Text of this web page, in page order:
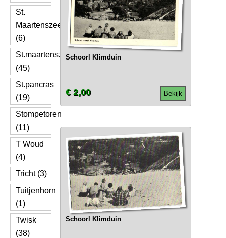
St.
Maartenszee
(6)
St.maartenszee
(45)
St.pancras
(19)
Stompetoren
(11)
T Woud
(4)
Tricht (3)
Tuitjenhorn
(1)
Twisk
(38)
Schoorl Klimduin
Bekijk
€ 2,00
Schoorl Klimduin